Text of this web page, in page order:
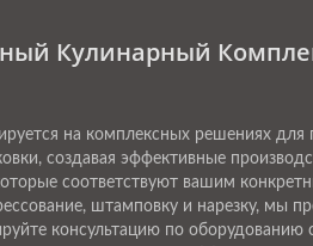
Кулинарный
на комплексных решениях
создавая эффективные
соответствуют вашим
штамповку и нарезку, мы
консультацию по